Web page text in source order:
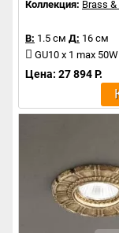
Коллекция: Brass
В: 1.5 см Д: 16 см
GU10 x 1 max 50W
Цена: 27 894 Р.